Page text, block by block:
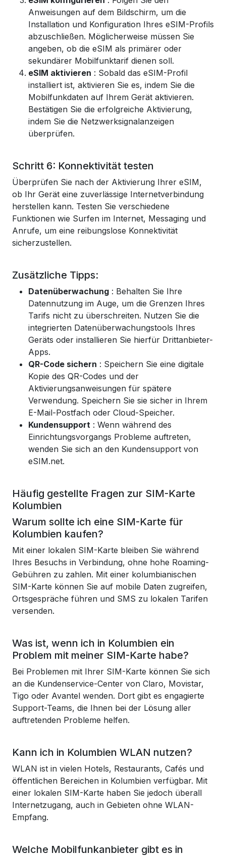
Anweisungen auf dem Bildschirm, um die
Installation und Konfiguration Ihres eSIM-Profils
abzuschließen. Möglicherweise müssen Sie
angeben, ob die eSIM als primärer oder
sekundärer Mobilfunktarif dienen soll.
eSIM aktivieren : Sobald das eSIM-Profil
installiert ist, aktivieren Sie es, indem Sie die
Mobilfunkdaten auf Ihrem Gerät aktivieren.
Bestätigen Sie die erfolgreiche Aktivierung,
indem Sie die Netzwerksignalanzeigen
überprüfen.
Schritt 6: Konnektivität testen
Überprüfen Sie nach der Aktivierung Ihrer eSIM,
ob Ihr Gerät eine zuverlässige Internetverbindung
herstellen kann. Testen Sie verschiedene
Funktionen wie Surfen im Internet, Messaging und
Anrufe, um eine reibungslose Konnektivität
sicherzustellen.
Zusätzliche Tipps:
Datenüberwachung : Behalten Sie Ihre
Datennutzung im Auge, um die Grenzen Ihres
Tarifs nicht zu überschreiten. Nutzen Sie die
integrierten Datenüberwachungstools Ihres
Geräts oder installieren Sie hierfür Drittanbieter-
Apps.
QR-Code sichern : Speichern Sie eine digitale
Kopie des QR-Codes und der
Aktivierungsanweisungen für spätere
Verwendung. Speichern Sie sie sicher in Ihrem
E-Mail-Postfach oder Cloud-Speicher.
Kundensupport : Wenn während des
Einrichtungsvorgangs Probleme auftreten,
wenden Sie sich an den Kundensupport von
eSIM.net.
Häufig gestellte Fragen zur SIM-Karte
Kolumbien
Warum sollte ich eine SIM-Karte für
Kolumbien kaufen?
Mit einer lokalen SIM-Karte bleiben Sie während
Ihres Besuchs in Verbindung, ohne hohe Roaming-
Gebühren zu zahlen. Mit einer kolumbianischen
SIM-Karte können Sie auf mobile Daten zugreifen,
Ortsgespräche führen und SMS zu lokalen Tarifen
versenden.
Was ist, wenn ich in Kolumbien ein
Problem mit meiner SIM-Karte habe?
Bei Problemen mit Ihrer SIM-Karte können Sie sich
an die Kundenservice-Center von Claro, Movistar,
Tigo oder Avantel wenden. Dort gibt es engagierte
Support-Teams, die Ihnen bei der Lösung aller
auftretenden Probleme helfen.
Kann ich in Kolumbien WLAN nutzen?
WLAN ist in vielen Hotels, Restaurants, Cafés und
öffentlichen Bereichen in Kolumbien verfügbar. Mit
einer lokalen SIM-Karte haben Sie jedoch überall
Internetzugang, auch in Gebieten ohne WLAN-
Empfang.
Welche Mobilfunkanbieter gibt es in